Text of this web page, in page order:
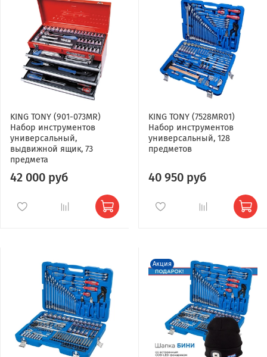
KING TONY (901-073MR)
Набор инструментов
универсальный,
выдвижной ящик, 73
предмета
42 000 руб
KING TONY (7528MR01)
Набор инструментов
универсальный, 128
предметов
40 950 руб
Акция